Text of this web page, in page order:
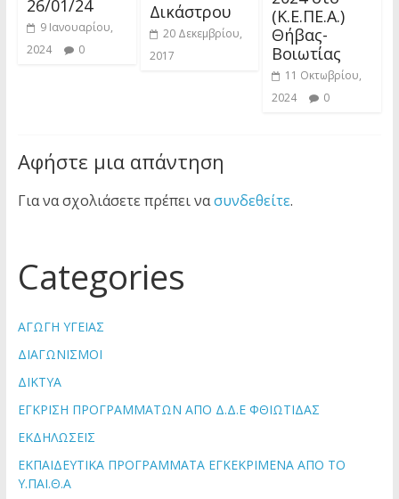
26/01/24
9 Ιανουαρίου,
2024
0
Δικάστρου
20 Δεκεμβρίου,
2017
(Κ.Ε.ΠΕ.Α.)
Θήβας-
Βοιωτίας
11 Οκτωβρίου,
2024
0
Αφήστε μια απάντηση
Για να σχολιάσετε πρέπει νασυνδεθείτε.
Categories
ΑΓΩΓΗ ΥΓΕΙΑΣ
ΔΙΑΓΩΝΙΣΜΟΙ
ΔΙΚΤΥΑ
ΕΓΚΡΙΣΗ ΠΡΟΓΡΑΜΜΑΤΩΝ ΑΠΟ Δ.Δ.Ε ΦΘΙΩΤΙΔΑΣ
ΕΚΔΗΛΩΣΕΙΣ
ΕΚΠΑΙΔΕΥΤΙΚΑ ΠΡΟΓΡΑΜΜΑΤΑ ΕΓΚΕΚΡΙΜΕΝΑ ΑΠΟ ΤΟ
Υ.ΠΑΙ.Θ.Α